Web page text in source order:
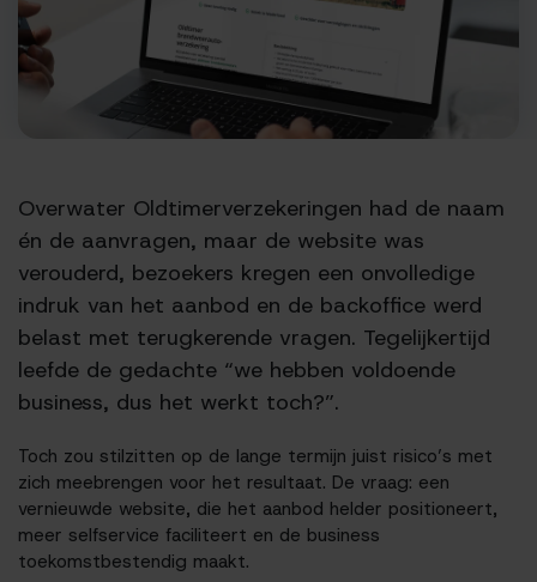
Overwater Oldtimerverzekeringen had de naam
én de aanvragen, maar de website was
verouderd, bezoekers kregen een onvolledige
indruk van het aanbod en de backoffice werd
belast met terugkerende vragen. Tegelijkertijd
leefde de gedachte “we hebben voldoende
business, dus het werkt toch?”.
Toch zou stilzitten op de lange termijn juist risico’s met
zich meebrengen voor het resultaat. De vraag: een
vernieuwde website, die het aanbod helder positioneert,
meer selfservice faciliteert en de business
toekomstbestendig maakt.